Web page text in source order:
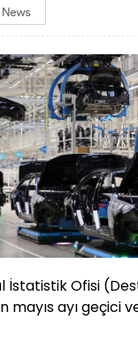
İstatistik Ofisi
mayıs ayı geçici